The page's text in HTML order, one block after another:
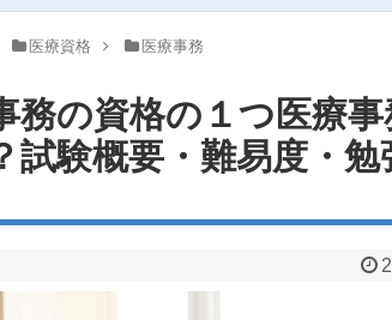
医療資格 医療事務
務の資格の１つ医療
試験概要・難易度・勉